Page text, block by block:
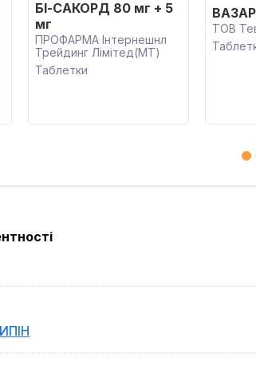
БІ-САКОРД 80 мг + 5
мг
ПРОФАРМА Інтернешнл
Трейдинг Лімітед(MT)
Таблетки
ТОВ